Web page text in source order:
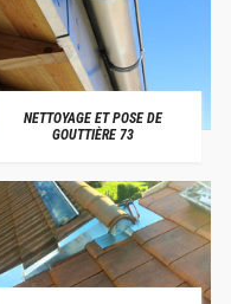
NETTOYAGE ET POSE DE
GOUTTIÈRE 73